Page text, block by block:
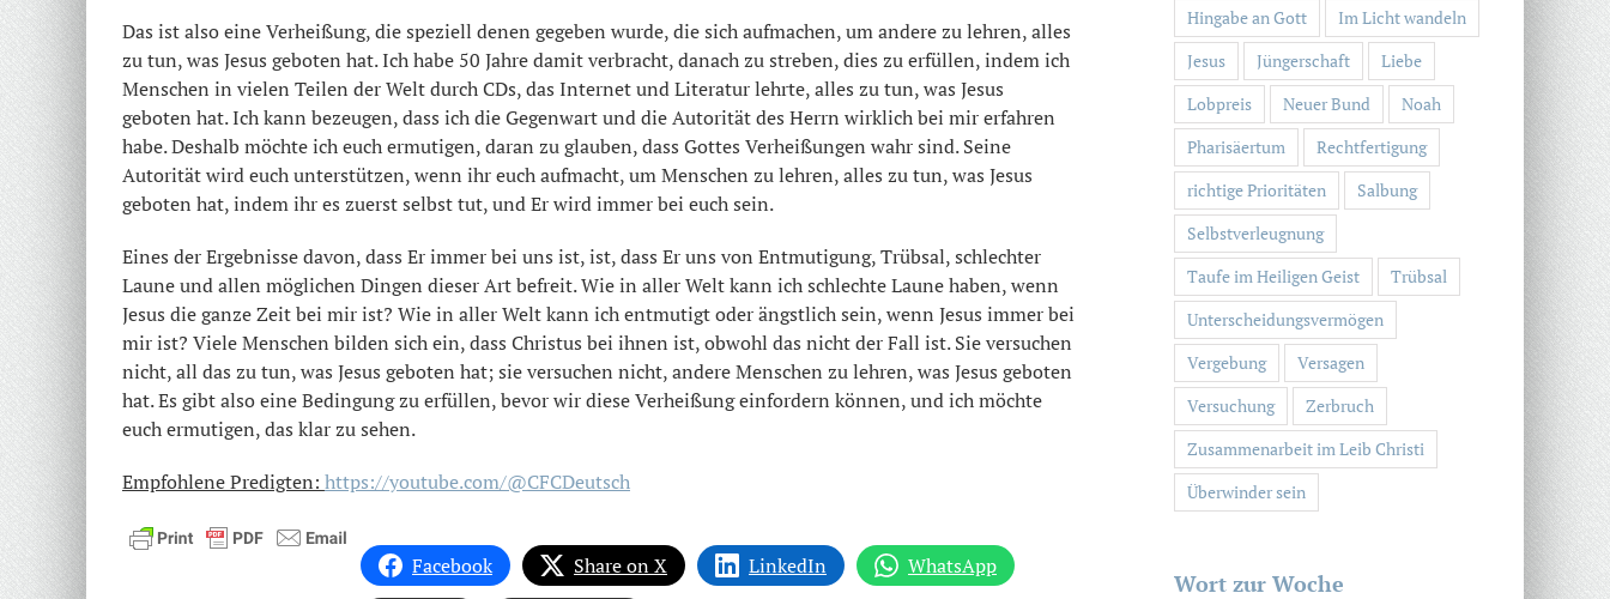
Das ist also eine Verheißung, die speziell denen gegeben wurde, die sich aufmachen, um andere zu lehren, alles
zu tun, was Jesus geboten hat. Ich habe 50 Jahre damit verbracht, danach zu streben, dies zu erfüllen, indem ich
Menschen in vielen Teilen der Welt durch CDs, das Internet und Literatur lehrte, alles zu tun, was Jesus
geboten hat. Ich kann bezeugen, dass ich die Gegenwart und die Autorität des Herrn wirklich bei mir erfahren
habe. Deshalb möchte ich euch ermutigen, daran zu glauben, dass Gottes Verheißungen wahr sind. Seine
Autorität wird euch unterstützen, wenn ihr euch aufmacht, um Menschen zu lehren, alles zu tun, was Jesus
geboten hat, indem ihr es zuerst selbst tut, und Er wird immer bei euch sein.
Eines der Ergebnisse davon, dass Er immer bei uns ist, ist, dass Er uns von Entmutigung, Trübsal, schlechter
Laune und allen möglichen Dingen dieser Art befreit. Wie in aller Welt kann ich schlechte Laune haben, wenn
Jesus die ganze Zeit bei mir ist? Wie in aller Welt kann ich entmutigt oder ängstlich sein, wenn Jesus immer bei
mir ist? Viele Menschen bilden sich ein, dass Christus bei ihnen ist, obwohl das nicht der Fall ist. Sie versuchen
nicht, all das zu tun, was Jesus geboten hat; sie versuchen nicht, andere Menschen zu lehren, was Jesus geboten
hat. Es gibt also eine Bedingung zu erfüllen, bevor wir diese Verheißung einfordern können, und ich möchte
euch ermutigen, das klar zu sehen.
Empfohlene Predigten: https://youtube.com/@CFCDeutsch
Facebook Share on X LinkedIn
WhatsApp
Hingabe an Gott
Im Licht wandeln
Jesus
Jüngerschaft
Liebe
Lobpreis
Neuer Bund
Noah
Pharisäertum
Rechtfertigung
richtige Prioritäten
Salbung
Selbstverleugnung
Taufe im Heiligen Geist
Trübsal
Unterscheidungsvermögen
Vergebung
Versagen
Versuchung
Zerbruch
Zusammenarbeit im Leib Christi
Überwinder sein
Wort zur Woche